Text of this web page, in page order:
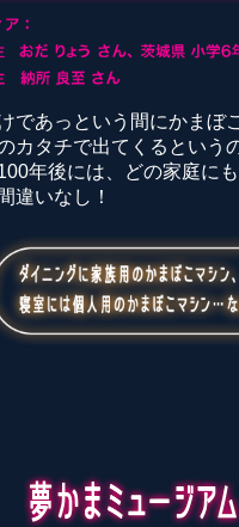
であっという間にかまぼ
カタチで出てくるという
年後には、どの家庭に
違いなし！